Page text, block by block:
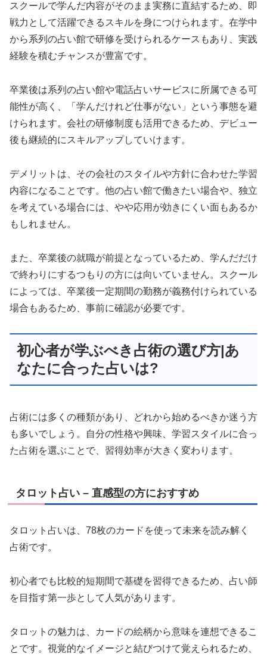
スクールで学んだ内容がそのまま実務に直結するため、即
戦力として活躍できるスキルを身につけられます。在学中
から系列の占い館で研修を受けられるケースもあり、実践
経験を積むチャンスが豊富です。
卒業後は系列の占い館や電話占いサービスに所属できる可
能性が高く、「学んだけれど仕事がない」という事態を避
けられます。会社の研修制度も活用できるため、デビュー
後も継続的にスキルアップしていけます。
デメリットは、その会社のスタイルや方針に合わせた学習
内容になることです。他の占い館で働きたい場合や、独立
を考えている場合には、やや応用が効きにくい面もあるか
もしれません。
また、卒業後の就職が前提となっているため、学んだだけ
で終わりにするつもりの方には向いていません。スクール
によっては、卒業後一定期間の勤務が義務付けられている
場合もあるため、事前に確認が必要です。
初心者が学ぶべき占術の選び方|あ
なたに合った占いは?
占術には多くの種類があり、どれから始めるべきか迷う方
も多いでしょう。自分の性格や興味、学習スタイルに合っ
た占術を選ぶことで、習得効率が大きく変わります。
タロット占い – 直感型の方におすすめ
タロット占いは、78枚のカードを使って未来を読み解く
占術です。
初心者でも比較的短期間で基礎を習得できるため、占い師
を目指す第一歩として人気があります。
タロットの魅力は、カードの絵柄から意味を連想できるこ
とです。視覚的なイメージと結びつけて覚えられるため、